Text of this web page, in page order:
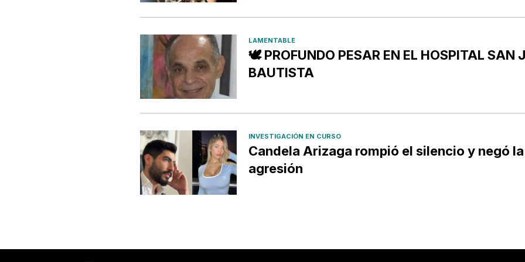
LAMENTABLE
🕊️ PROFUNDO PESAR EN EL HOSPITAL SAN
BAUTISTA
INVESTIGACIÓN EN CURSO
Candela Arizaga rompió el silencio y negó la
agresión